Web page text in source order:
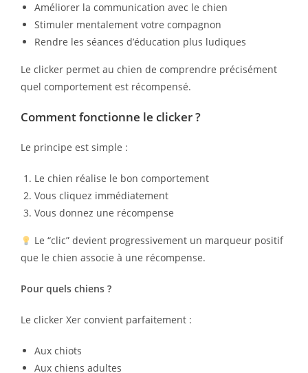
Améliorer la communication avec le chien
Stimuler mentalement votre compagnon
Rendre les séances d’éducation plus ludiques
Le clicker permet au chien de comprendre précisément
quel comportement est récompensé.
Comment fonctionne le clicker ?
Le principe est simple :
Le chien réalise le bon comportement
Vous cliquez immédiatement
Vous donnez une récompense
Le “clic” devient progressivement un marqueur positif
que le chien associe à une récompense.
Pour quels chiens ?
Le clicker Xer convient parfaitement :
Aux chiots
Aux chiens adultes